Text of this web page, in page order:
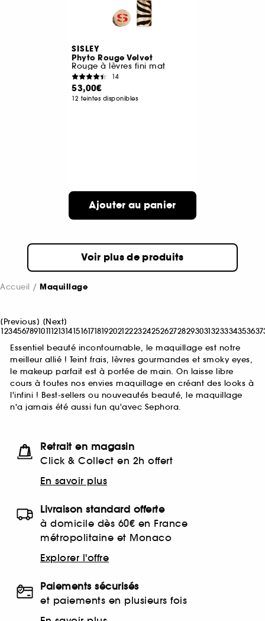
SISLEY
Phyto Rouge Velvet
Rouge à lèvres fini mat
14
53,00€
12 teintes disponibles
Ajouter au panier
Voir plus de produits
Accueil Maquillage
[Previous] [Next]
12345678910111213141516171819202122232425262728293031323334353637
Essentiel beauté incontournable, le maquillage est notre
meilleur allié ! Teint frais, lèvres gourmandes et smoky eyes,
le makeup parfait est à portée de main. On laisse libre
cours à toutes nos envies maquillage en créant des looks à
l'infini ! Best-sellers ou nouveautés beauté, le maquillage
n'a jamais été aussi fun qu'avec Sephora.
Retrait en magasin
Click & Collect en 2h offert
En savoir plus
Livraison standard offerte
à domicile dès 60€ en France
métropolitaine et Monaco
Explorer l'offre
Paiements sécurisés
et paiements en plusieurs fois